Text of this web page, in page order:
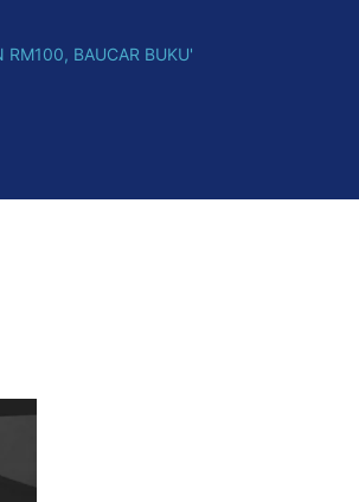
RM100, BAUCAR BUKU'